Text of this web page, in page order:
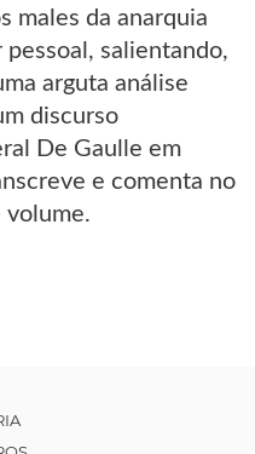
males da anarquia
salientando,
arguta análise
discurso
De Gaulle em
e comenta no